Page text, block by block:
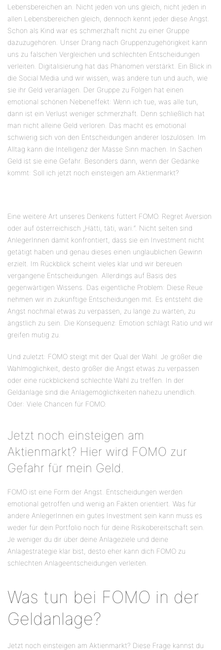
Lebensbereichen an. Nicht jeden von uns gleich, nicht jeden in
allen Lebensbereichen gleich, dennoch kennt jeder diese Angst.
Schon als Kind war es schmerzhaft nicht zu einer Gruppe
dazuzugehören. Unser Drang nach Gruppenzugehörigkeit kann
uns zu falschen Vergleichen und schlechten Entscheidungen
verleiten. Digitalisierung hat das Phänomen verstärkt. Ein Blick in
die Social Media und wir wissen, was andere tun und auch, wie
sie ihr Geld veranlagen. Der Gruppe zu Folgen hat einen
emotional schönen Nebeneffekt: Wenn ich tue, was alle tun,
dann ist ein Verlust weniger schmerzhaft. Denn schließlich hat
man nicht alleine Geld verloren. Das macht es emotional
schwierig sich von den Entscheidungen anderer loszulösen. Im
Alltag kann die Intelligenz der Masse Sinn machen. In Sachen
Geld ist sie eine Gefahr. Besonders dann, wenn der Gedanke
kommt: Soll ich jetzt noch einsteigen am Aktienmarkt?
Eine weitere Art unseres Denkens füttert FOMO. Regret Aversion
oder auf österreichisch „Hätti, täti, wari.“. Nicht selten sind
AnlegerInnen damit konfrontiert, dass sie ein Investment nicht
getätigt haben und genau dieses einen unglaublichen Gewinn
erzielt. Im Rückblick scheint vieles klar und wir bereuen
vergangene Entscheidungen. Allerdings auf Basis des
gegenwärtigen Wissens. Das eigentliche Problem: Diese Reue
nehmen wir in zukünftige Entscheidungen mit. Es entsteht die
Angst nochmal etwas zu verpassen, zu lange zu warten, zu
ängstlich zu sein. Die Konsequenz: Emotion schlägt Ratio und wir
greifen mutig zu.
Und zuletzt: FOMO steigt mit der Qual der Wahl. Je größer die
Wahlmöglichkeit, desto größer die Angst etwas zu verpassen
oder eine rückblickend schlechte Wahl zu treffen. In der
Geldanlage sind die Anlagemöglichkeiten nahezu unendlich.
Oder: Viele Chancen für FOMO.
Jetzt noch einsteigen am
Aktienmarkt? Hier wird FOMO zur
Gefahr für mein Geld.
FOMO ist eine Form der Angst. Entscheidungen werden
emotional getroffen und wenig an Fakten orientiert. Was für
andere AnlegerInnen ein gutes Investment sein kann muss es
weder für dein Portfolio noch für deine Risikobereitschaft sein.
Je weniger du dir über deine Anlageziele und deine
Anlagestrategie klar bist, desto eher kann dich FOMO zu
schlechten Anlageentscheidungen verleiten.
Was tun bei FOMO in der
Geldanlage?
Jetzt noch einsteigen am Aktienmarkt? Diese Frage kannst du